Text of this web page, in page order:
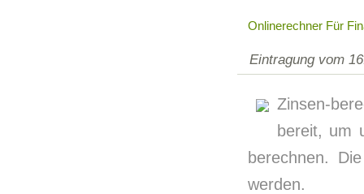
Onlinerechner Für
Eintragung vom
Zinsen-
bereit, um
berechnen.
werden.